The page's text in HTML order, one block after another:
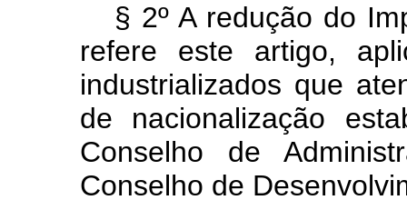
§ 2º A redução do
refere este artigo,
industrializados que
de nacionalização
Conselho de
Conselho de